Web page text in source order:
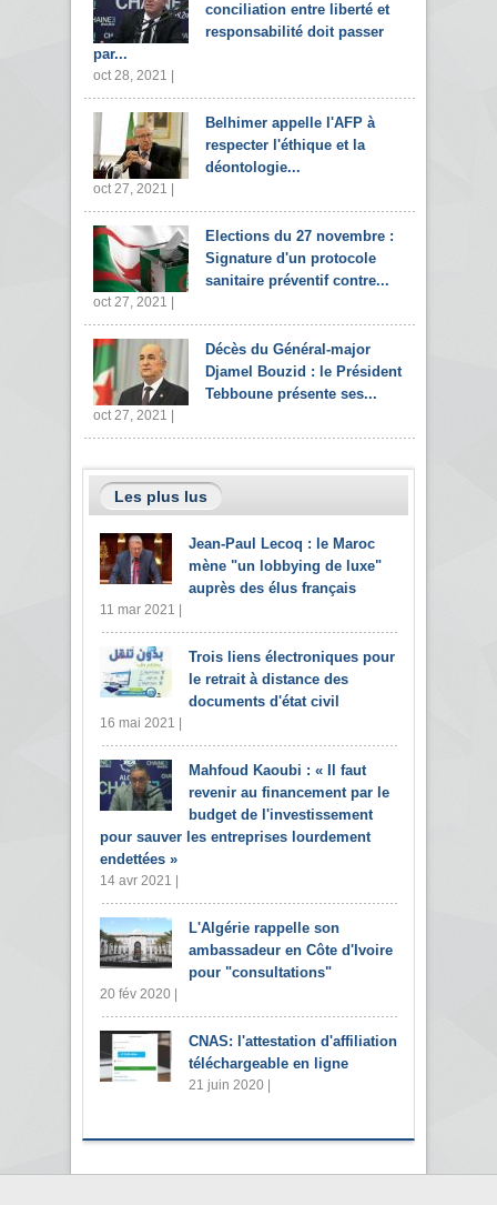
conciliation entre liberté et
responsabilité doit passer
par...
oct 28, 2021 |
Belhimer appelle l'AFP à
respecter l'éthique et la
déontologie...
oct 27, 2021 |
Elections du 27 novembre :
Signature d'un protocole
sanitaire préventif contre...
oct 27, 2021 |
Décès du Général-major
Djamel Bouzid : le Président
Tebboune présente ses...
oct 27, 2021 |
Les plus lus
Jean-Paul Lecoq : le Maroc
mène "un lobbying de luxe"
auprès des élus français
11 mar 2021 |
Trois liens électroniques pour
le retrait à distance des
documents d'état civil
16 mai 2021 |
Mahfoud Kaoubi : « Il faut
revenir au financement par le
budget de l'investissement
pour sauver les entreprises lourdement
endettées »
14 avr 2021 |
L'Algérie rappelle son
ambassadeur en Côte d'Ivoire
pour "consultations"
20 fév 2020 |
CNAS: l'attestation d'affiliation
téléchargeable en ligne
21 juin 2020 |